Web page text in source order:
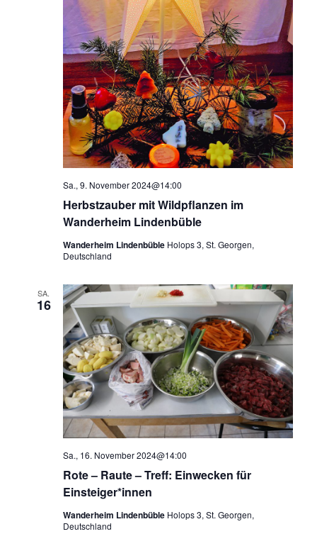
Herbstzauber mit Wildpflanzen im
Wanderheim Lindenbüble
Sa., 9. November 2024@14:00
Wanderheim Lindenbüble Holops 3, St. Georgen,
Deutschland
SA.
16
Rote – Raute – Treff: Einwecken für
Einsteiger*innen
Sa., 16. November 2024@14:00
Wanderheim Lindenbüble Holops 3, St. Georgen,
Deutschland